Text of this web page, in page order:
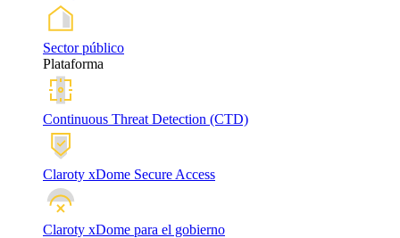
Sector público
Plataforma
Continuous Threat Detection (CTD)
Claroty xDome Secure Access
Claroty xDome para el gobierno